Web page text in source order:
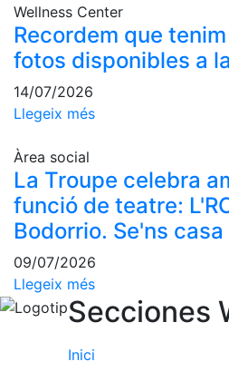
Normativa
Altres esports
Àrea social
Socials
Sortides
culturals
Conferències
i
Inspirational
Talks
d'Activitats
Wellness Center
Recordem que
fotos disponibles a
14/07/2026
Llegeix més
Àrea social
La Troupe celebra
funció de teatre:
Bodorrio. Se'ns casa
09/07/2026
Llegeix més
Secciones
Inici